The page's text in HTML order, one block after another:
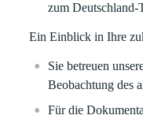
zum Deutschland-
Ein Einblick in Ihre
Sie betreuen
Beobachtung des
Für die